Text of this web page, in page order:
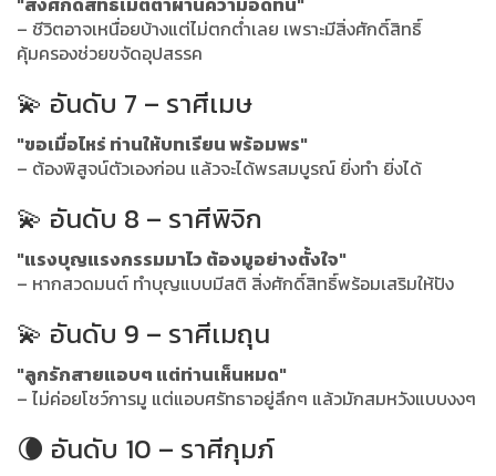
– ชีวิตอาจเหนื่อยบ้างแต่ไม่ตกต่ำเลย เพราะมีสิ่งศักดิ์สิทธิ์
คุ้มครองช่วยขจัดอุปสรรค
💫 อันดับ 7 – ราศีเมษ
"ขอเมื่อไหร่ ท่านให้บทเรียน พร้อมพร"
– ต้องพิสูจน์ตัวเองก่อน แล้วจะได้พรสมบูรณ์ ยิ่งทำ ยิ่งได้
💫 อันดับ 8 – ราศีพิจิก
"แรงบุญแรงกรรมมาไว ต้องมูอย่างตั้งใจ"
– หากสวดมนต์ ทำบุญแบบมีสติ สิ่งศักดิ์สิทธิ์พร้อมเสริมให้ปัง
💫 อันดับ 9 – ราศีเมถุน
"ลูกรักสายแอบๆ แต่ท่านเห็นหมด"
– ไม่ค่อยโชว์การมู แต่แอบศรัทธาอยู่ลึกๆ แล้วมักสมหวังแบบงงๆ
🌘 อันดับ 10 – ราศีกุมภ์